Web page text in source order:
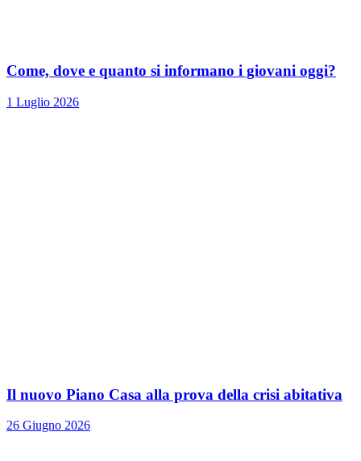
Come, dove e quanto si informano i giovani oggi?
1 Luglio 2026
Il nuovo Piano Casa alla prova della crisi abitativa
26 Giugno 2026